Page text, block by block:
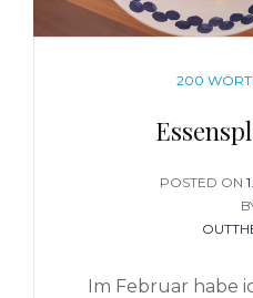
200
POSTED ON
Im Februar habe